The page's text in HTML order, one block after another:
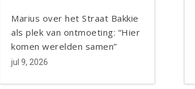
Marius over het Straat Bakkie
als plek van ontmoeting: “Hier
komen werelden samen”
jul 9, 2026